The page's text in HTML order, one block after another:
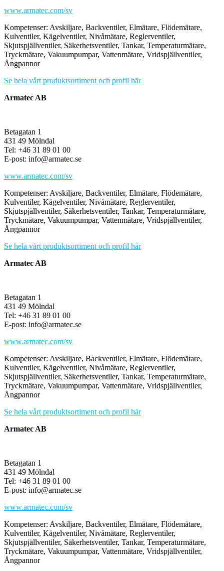
www.armatec.com/sv
Kompetenser: Avskiljare, Backventiler, Elmätare, Flödemätare,
Kulventiler, Kägelventiler, Nivåmätare, Reglerventiler,
Skjutspjällventiler, Säkerhetsventiler, Tankar, Temperaturmätare,
Tryckmätare, Vakuumpumpar, Vattenmätare, Vridspjällventiler,
Ångpannor
Se hela vårt produktsortiment och profil här
Armatec AB
Betagatan 1
431 49 Mölndal
Tel: +46 31 89 01 00
E-post: info@armatec.se
www.armatec.com/sv
Kompetenser: Avskiljare, Backventiler, Elmätare, Flödemätare,
Kulventiler, Kägelventiler, Nivåmätare, Reglerventiler,
Skjutspjällventiler, Säkerhetsventiler, Tankar, Temperaturmätare,
Tryckmätare, Vakuumpumpar, Vattenmätare, Vridspjällventiler,
Ångpannor
Se hela vårt produktsortiment och profil här
Armatec AB
Betagatan 1
431 49 Mölndal
Tel: +46 31 89 01 00
E-post: info@armatec.se
www.armatec.com/sv
Kompetenser: Avskiljare, Backventiler, Elmätare, Flödemätare,
Kulventiler, Kägelventiler, Nivåmätare, Reglerventiler,
Skjutspjällventiler, Säkerhetsventiler, Tankar, Temperaturmätare,
Tryckmätare, Vakuumpumpar, Vattenmätare, Vridspjällventiler,
Ångpannor
Se hela vårt produktsortiment och profil här
Armatec AB
Betagatan 1
431 49 Mölndal
Tel: +46 31 89 01 00
E-post: info@armatec.se
www.armatec.com/sv
Kompetenser: Avskiljare, Backventiler, Elmätare, Flödemätare,
Kulventiler, Kägelventiler, Nivåmätare, Reglerventiler,
Skjutspjällventiler, Säkerhetsventiler, Tankar, Temperaturmätare,
Tryckmätare, Vakuumpumpar, Vattenmätare, Vridspjällventiler,
Ångpannor